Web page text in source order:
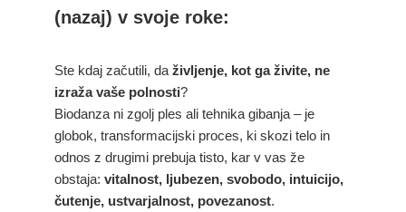
(nazaj) v svoje roke:
Ste kdaj začutili, da življenje, kot ga živite, ne
izraža vaše polnosti?
Biodanza ni zgolj ples ali tehnika gibanja – je
globok, transformacijski proces, ki skozi telo in
odnos z drugimi prebuja tisto, kar v vas že
obstaja: vitalnost, ljubezen, svobodo, intuicijo,
čutenje, ustvarjalnost, povezanost.